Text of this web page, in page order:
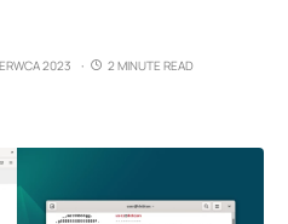
2023
2 MINUTE READ